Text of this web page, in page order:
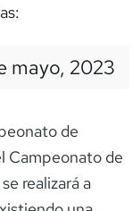
mayo, 2023
de
Campeonato de
realizará a